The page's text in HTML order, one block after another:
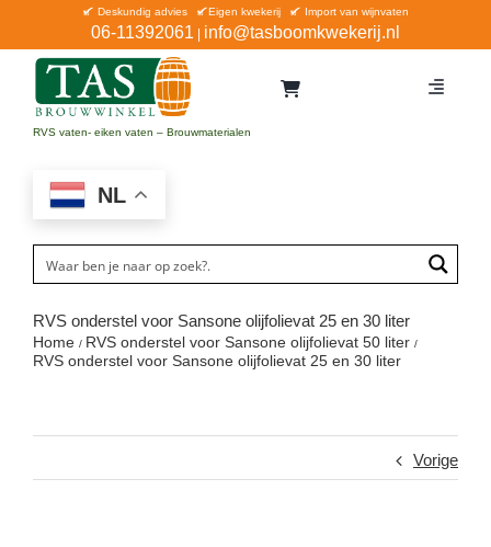
inhoud
06-11392061 info@tasboomkwekerij.nl
Deskundig advies Eigen kwekerij Import van wijnvaten
Toggle
Home
Catalogus
Aanbiedingen
Winkel Waddinxveen
RVS vaten- eiken vaten – Brouwmaterialen
NL
RVS onderstel voor Sansone olijfolievat 25 en 30 liter
Home
RVS onderstel voor Sansone olijfolievat 50 liter
RVS onderstel voor Sansone olijfolievat 25 en 30 liter
Vorige